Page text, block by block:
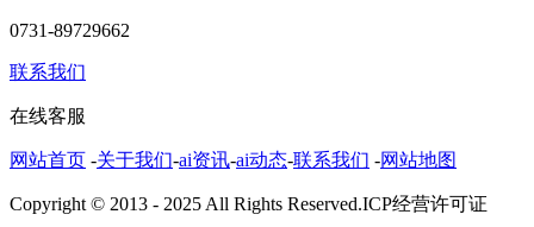
0731-89729662
联系我们
在线客服
网站首页 -关于我们-ai资讯-ai动态-联系我们 -网站地图
Copyright © 2013 - 2025 All Rights Reserved.ICP经营许可证